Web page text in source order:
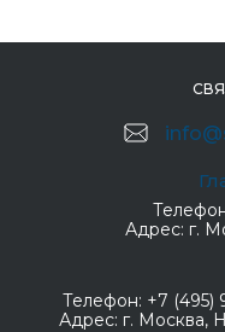
Адрес: г.
Телефон: +7 (495)
Адрес: г. Москва,